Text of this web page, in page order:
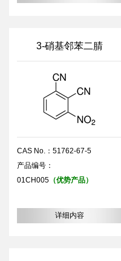
3-硝基邻苯二腈
CAS No.：51762-67-5
产品编号：
01CH005（优势产品）
详细内容